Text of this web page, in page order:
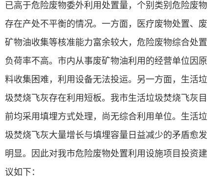
已高于危险废物委外利用处置量，个别类别危险废物
存在产处不平衡的情况。一方面，医疗废物处置、废
矿物油收集等核准能力富余较大，危险废物综合处置
负荷率不高。市内从事废矿物油利用的经营单位因原
料收集困难，利用设备无法投运。另一方面，生活垃
圾焚烧飞灰存在利用短板。我市生活垃圾焚烧飞灰目
前均采用填埋方式处理，尚无综合利用单位。生活垃
圾焚烧飞灰大量增长与填埋容量日益减少的矛盾愈发
明显。因此对我市危险废物处置利用设施项目投资建
议如下：